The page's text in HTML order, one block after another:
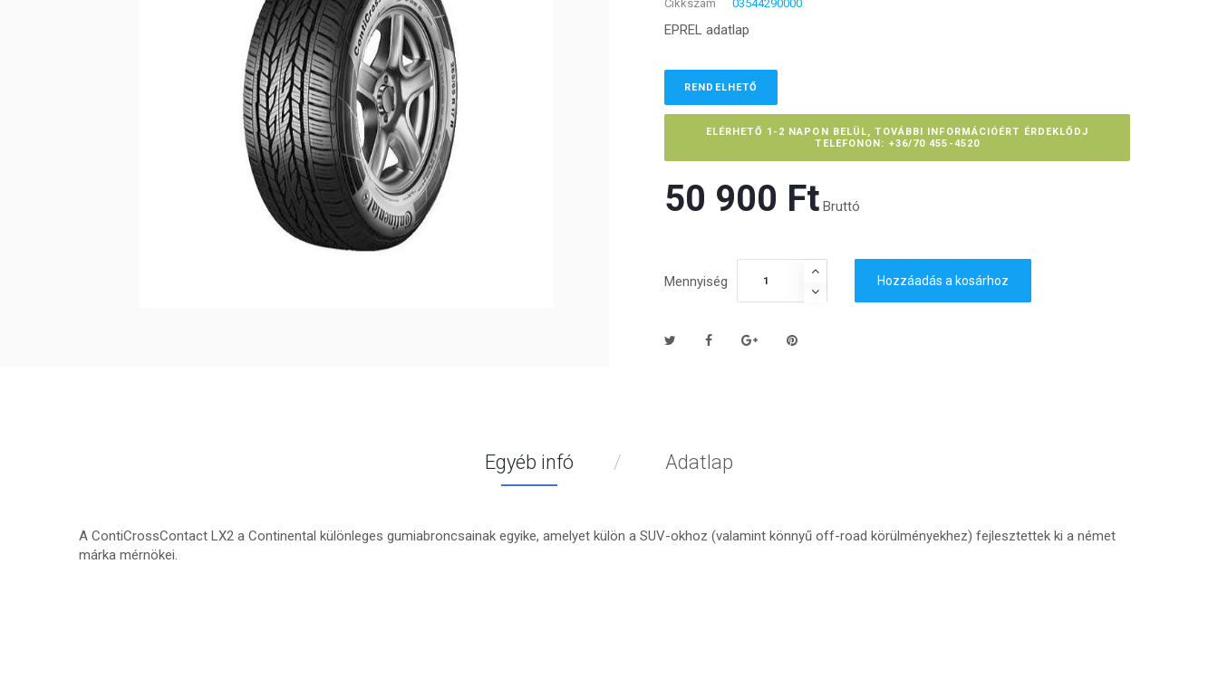
Cikkszám 03544290000
EPREL adatlap
RENDELHETŐ
ELÉRHETŐ 1-2 NAPON BELÜL, TOVÁBBI INFORMÁCIÓÉRT ÉRDEKLŐDJ
TELEFONON: +36/70 455-4520
50 900 Ft‎ Bruttó
Mennyiség Hozzáadás a kosárhoz
Egyéb infó Adatlap
A ContiCrossContact LX2 a Continental különleges gumiabroncsainak egyike, amelyet külön a SUV-okhoz (valamint könnyű off-road körülményekhez) fejlesztettek ki a német
márka mérnökei.